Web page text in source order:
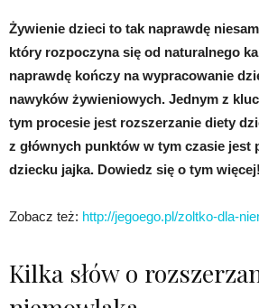
Żywienie dzieci to tak naprawdę
który rozpoczyna się od naturalnego
naprawdę kończy na wypracowanie
nawyków żywieniowych. Jednym z
tym procesie jest rozszerzanie diety
z głównych punktów w tym czasie jest
dziecku jajka. Dowiedz się o tym więcej!
Zobacz też: http://jegoego.pl/zoltko-dla-
Kilka słów o